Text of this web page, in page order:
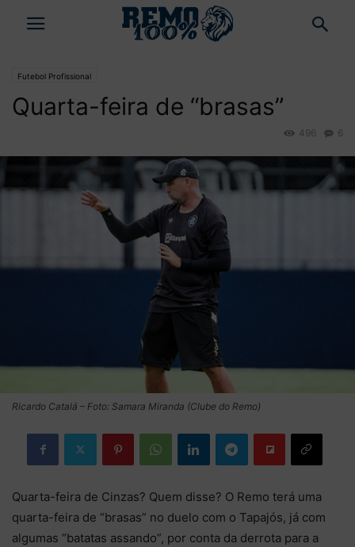
Futebol Profissional
Quarta-feira de “brasas”
6
496
Ricardo Catalá – Foto: Samara Miranda (Clube do Remo)
Quarta-feira de Cinzas? Quem disse? O Remo terá uma
quarta-feira de “brasas” no duelo com o Tapajós, já com
algumas “batatas assando”, por conta da derrota para a